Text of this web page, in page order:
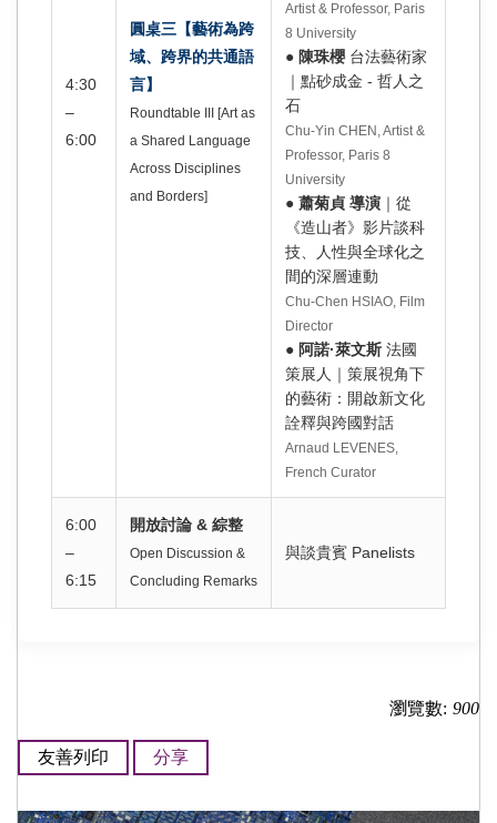
4:30
–
6:00
圓桌三【藝術為跨
域、跨界的共通語
言】
Roundtable III [Art as
a Shared Language
Across Disciplines
and Borders]
Artist & Professor, Paris
8 University
● 陳珠櫻 台法藝術家
｜點砂成金 - 哲人之
石
Chu-Yin CHEN, Artist &
Professor, Paris 8
University
● 蕭菊貞 導演 ｜從
《造山者》影片談科
技、人性與全球化之
間的深層連動
Chu-Chen HSIAO, Film
Director
● 阿諾·萊文斯 法國
策展人｜策展視角下
的藝術：開啟新文化
詮釋與跨國對話
Arnaud LEVENES,
French Curator
6:00
–
6:15
開放討論 & 綜整
Open Discussion &
Concluding Remarks
與談貴賓 Panelists
瀏覽數: 900
友善列印 分享